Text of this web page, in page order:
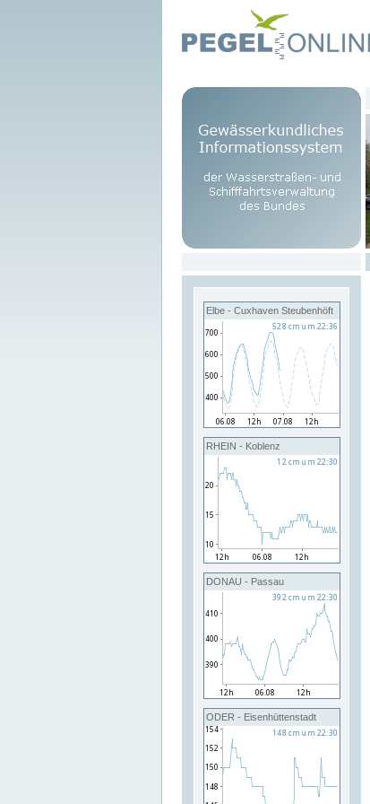
Elbe - Cuxhaven Steubenhöft
RHEIN - Koblenz
DONAU - Passau
ODER - Eisenhüttenstadt